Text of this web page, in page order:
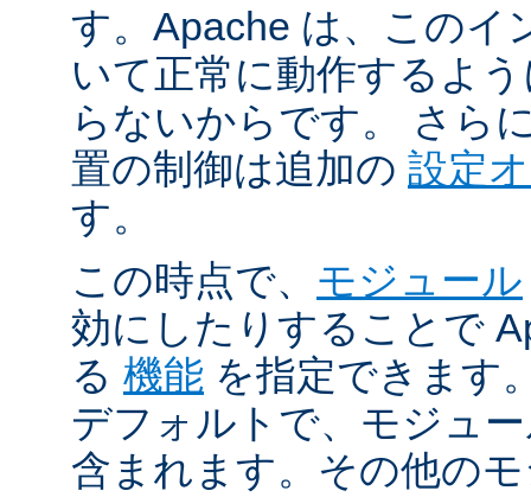
す。Apache は、このイ
いて正常に動作するよ
らないからです。 さら
置の制御は追加の 設定
す。
この時点で、 モジュール
効にしたりすることで
る 機能 を指定できます
デフォルトで、モジュ
含まれます。その他の